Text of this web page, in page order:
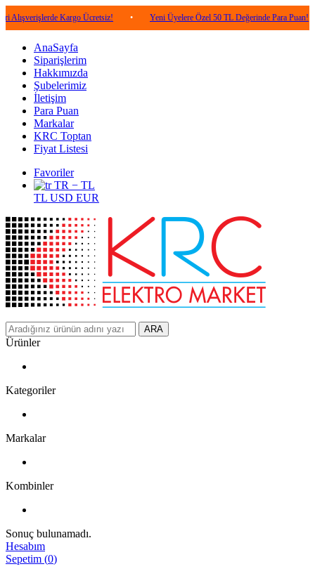
Kargo Ücretsiz! • Yeni Üyelere Özel 50 TL Değerinde Para Puan! •
AnaSayfa
Siparişlerim
Hakkımızda
Şubelerimiz
İletişim
Para Puan
Markalar
KRC Toptan
Fiyat Listesi
Favoriler
TR − TL
TL USD EUR
ARA
Ürünler
Kategoriler
Markalar
Kombinler
Sonuç bulunamadı.
Hesabım
Sepetim (0)